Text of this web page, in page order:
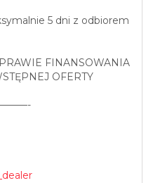
5 dni z odbiorem
FINANSOWANIA
OFERTY